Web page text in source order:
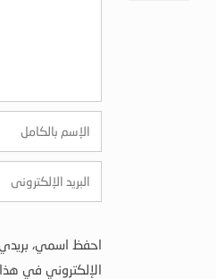
احفظ اسمي، بريدي
الإلكتروني في